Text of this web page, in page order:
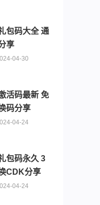
包码大全 通
享
04-30
活码最新 免
码分享
04-24
包码永久 3
CDK分享
04-24